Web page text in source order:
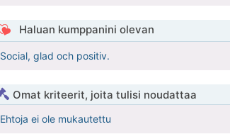
Haluan kumppanini olevan
Social, glad och positiv.
Omat kriteerit, joita tulisi noudattaa
Ehtoja ei ole mukautettu